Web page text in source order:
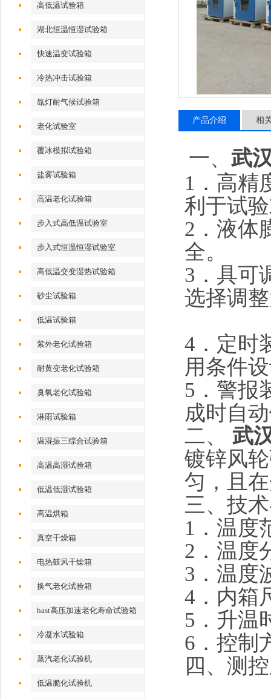
高低温试验箱
湖北恒温恒湿试验箱
快速温变试验箱
冷热冲击试验箱
氙灯耐气候试验箱
老化试验室
覆冰模拟试验箱
盐雾试验箱
高温老化试验箱
步入式高低温试验室
步入式恒温恒湿试验室
高低温交变湿热试验箱
砂尘试验箱
低温试验箱
紫外老化试验箱
耐黄变老化试验箱
臭氧老化试验箱
淋雨试验箱
温湿振三综合试验箱
高温高湿试验箱
低温低湿试验箱
高温烘箱
真空干燥箱
电热鼓风干燥箱
换气老化试验箱
hast高压加速老化寿命试验箱
冷凝水试验箱
蒸汽老化试验机
低温脆化试验机
产品介绍 相
一、 武
1．高精
利于试
2．液体
全。
3．具可
选
4．定时
用条件
5．警报
成时自
二、 武
镀锌风
匀，且
三、 技
1．温度
2．温度
3．
4．内箱
5．升温
6．控制
四、 测